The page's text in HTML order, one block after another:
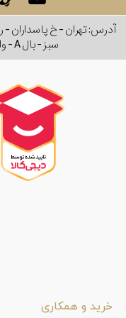
سبز - بال A - واحد ۷۱۱
خرید و همکاری